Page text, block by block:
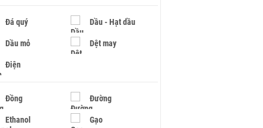
Đá quý Dầu - Hạt dầu
Dầu mỏ Dệt may
Điện
Đồng Đường
Ethanol Gạo